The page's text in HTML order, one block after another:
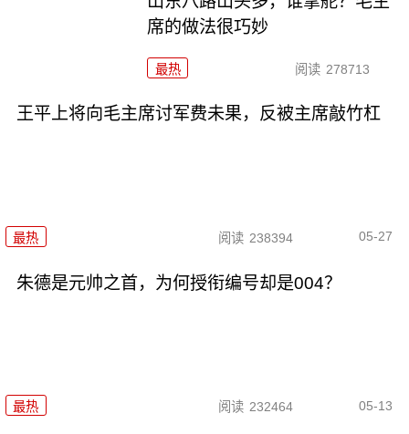
席的做法很巧妙
最热 阅读 278713
王平上将向毛主席讨军费未果，反被主席敲竹杠
最热 阅读 238394 05-27
朱德是元帅之首，为何授衔编号却是004？
最热 阅读 232464 05-13